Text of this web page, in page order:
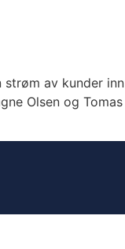
strøm av kunder inn
Olsen og Tomas